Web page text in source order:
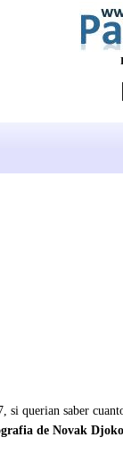
querian saber
de Novak